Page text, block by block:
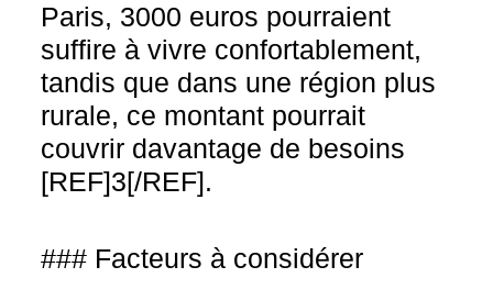
Paris, 3000 euros pourraient
suffire à vivre confortablement,
tandis que dans une région plus
rurale, ce montant pourrait
couvrir davantage de besoins
[REF]3[/REF].
### Facteurs à considérer